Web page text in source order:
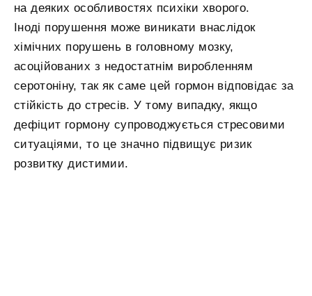
на деяких особливостях психіки хворого.
Іноді порушення може виникати внаслідок
хімічних порушень в головному мозку,
асоційованих з недостатнім виробленням
серотоніну, так як саме цей гормон відповідає за
стійкість до стресів. У тому випадку, якщо
дефіцит гормону супроводжується стресовими
ситуаціями, то це значно підвищує ризик
розвитку дистимии.